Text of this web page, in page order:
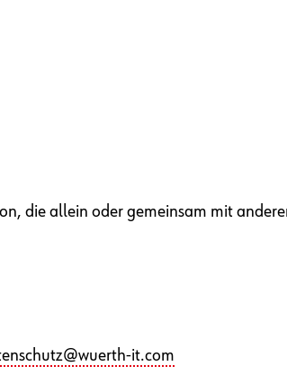
die allein oder gemeinsam mit
it.com